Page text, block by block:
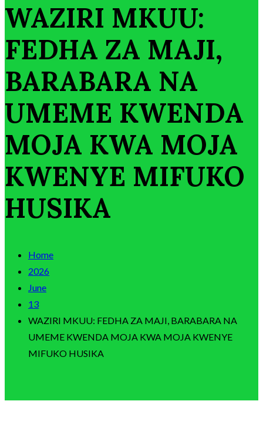
WAZIRI MKUU:
FEDHA ZA MAJI,
BARABARA NA
UMEME KWENDA
MOJA KWA MOJA
KWENYE MIFUKO
HUSIKA
Home
2026
June
13
WAZIRI MKUU: FEDHA ZA MAJI, BARABARA NA
UMEME KWENDA MOJA KWA MOJA KWENYE
MIFUKO HUSIKA